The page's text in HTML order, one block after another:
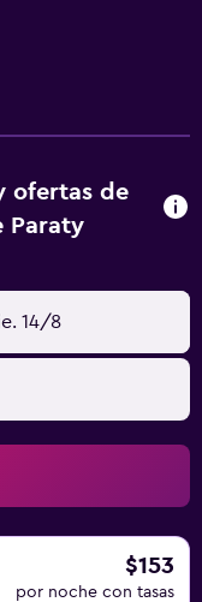
ofertas de
Paraty
14/8
$153
por noche con tasas